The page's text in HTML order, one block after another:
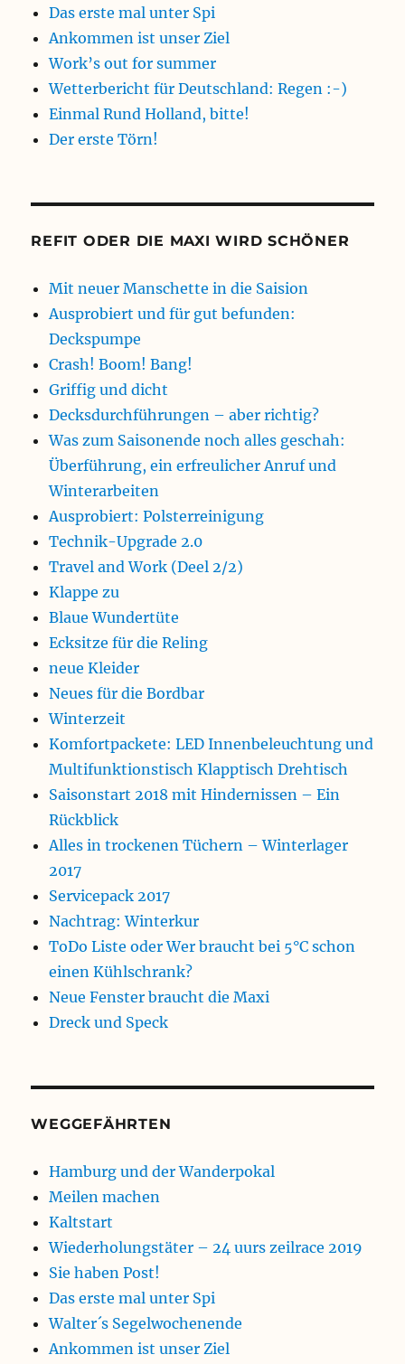
Das erste mal unter Spi
Ankommen ist unser Ziel
Work’s out for summer
Wetterbericht für Deutschland: Regen :-)
Einmal Rund Holland, bitte!
Der erste Törn!
REFIT ODER DIE MAXI WIRD SCHÖNER
Mit neuer Manschette in die Saision
Ausprobiert und für gut befunden:
Deckspumpe
Crash! Boom! Bang!
Griffig und dicht
Decksdurchführungen – aber richtig?
Was zum Saisonende noch alles geschah:
Überführung, ein erfreulicher Anruf und
Winterarbeiten
Ausprobiert: Polsterreinigung
Technik-Upgrade 2.0
Travel and Work (Deel 2/2)
Klappe zu
Blaue Wundertüte
Ecksitze für die Reling
neue Kleider
Neues für die Bordbar
Winterzeit
Komfortpackete: LED Innenbeleuchtung und
Multifunktionstisch Klapptisch Drehtisch
Saisonstart 2018 mit Hindernissen – Ein
Rückblick
Alles in trockenen Tüchern – Winterlager
2017
Servicepack 2017
Nachtrag: Winterkur
ToDo Liste oder Wer braucht bei 5°C schon
einen Kühlschrank?
Neue Fenster braucht die Maxi
Dreck und Speck
WEGGEFÄHRTEN
Hamburg und der Wanderpokal
Meilen machen
Kaltstart
Wiederholungstäter – 24 uurs zeilrace 2019
Sie haben Post!
Das erste mal unter Spi
Walter´s Segelwochenende
Ankommen ist unser Ziel